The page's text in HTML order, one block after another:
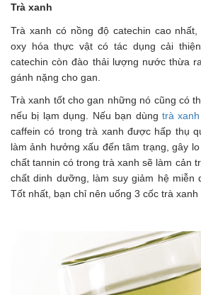
Trà xanh
Trà xanh có nồng độ catechin cao
oxy hóa thực vật có tác dụng cải
catechin còn đào thải lượng nước thừa
gánh nặng cho gan.
Trà xanh tốt cho gan những nó cũng có
nếu bị lạm dụng. Nếu bạn dùng trà xanh
caffein có trong trà xanh được hấp thụ
làm ảnh hưởng xấu đến tâm trạng, gây
chất tannin có trong trà xanh sẽ làm cản
chất dinh dưỡng, làm suy giảm hệ miễn
Tốt nhất, bạn chỉ nên uống 3 cốc trà xanh